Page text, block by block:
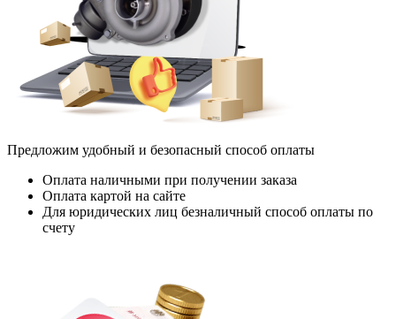
Предложим удобный и безопасный способ оплаты
Оплата наличными при получении заказа
Оплата картой на сайте
Для юридических лиц безналичный способ оплаты по
счету